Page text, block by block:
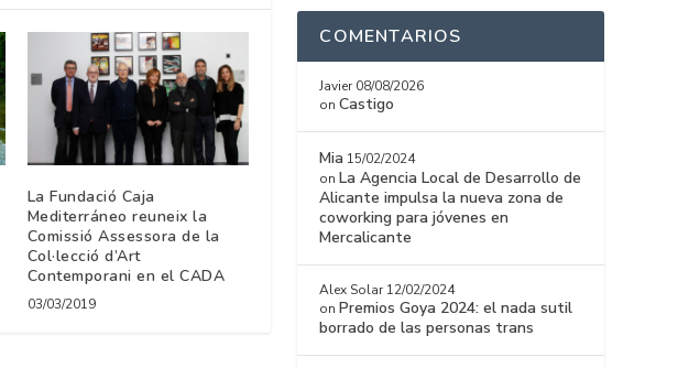
La Fundació Caja
Mediterráneo reuneix la
Comissió Assessora de la
Col·lecció d’Art
Contemporani en el CADA
03/03/2019
COMENTARIOS
Javier 08/08/2026
onCastigo
Mia 15/02/2024
on La Agencia Local de Desarrollo de
Alicante impulsa la nueva zona de
coworking para jóvenes en
Mercalicante
Alex Solar 12/02/2024
on Premios Goya 2024: el nada sutil
borrado de las personas trans